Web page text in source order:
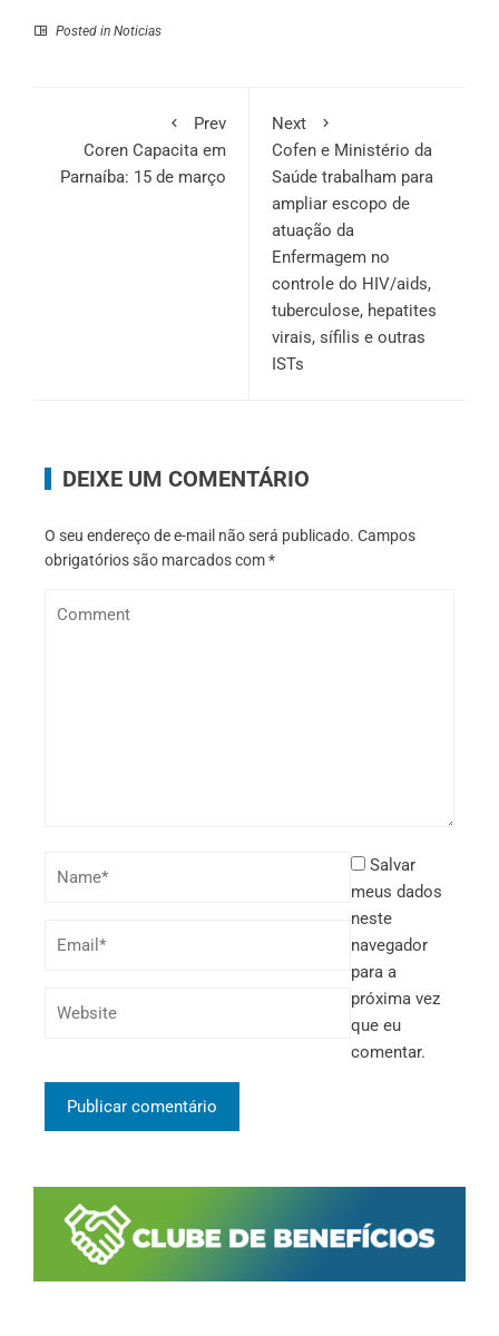
Posted in Noticias
Prev
Coren Capacita em
Parnaíba: 15 de março
Next
Cofen e Ministério da
Saúde trabalham para
ampliar escopo de
atuação da
Enfermagem no
controle do HIV/aids,
tuberculose, hepatites
virais, sífilis e outras
ISTs
DEIXE UM COMENTÁRIO
O seu endereço de e-mail não será publicado. Campos
obrigatórios são marcados com*
Salvar
meus dados
neste
navegador
para a
próxima vez
que eu
comentar.